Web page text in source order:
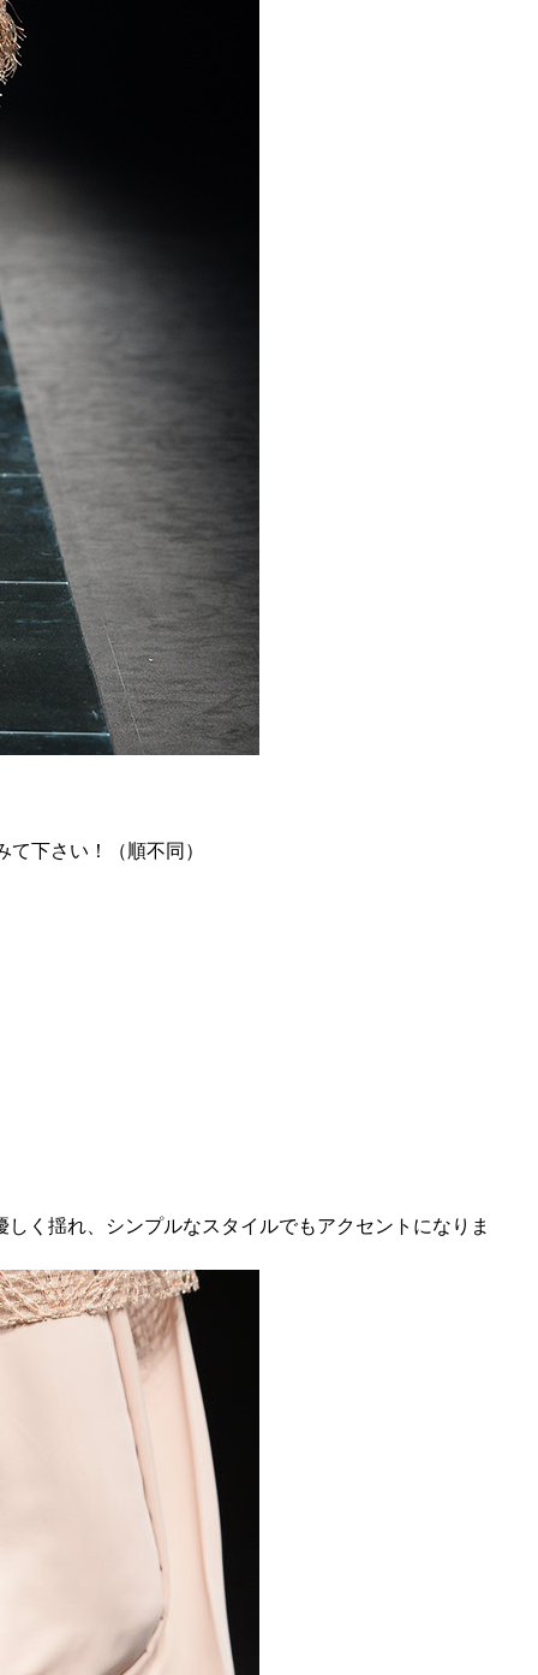
下さい！（順不同）
く揺れ、シンプルなスタイルでもアクセントになりま